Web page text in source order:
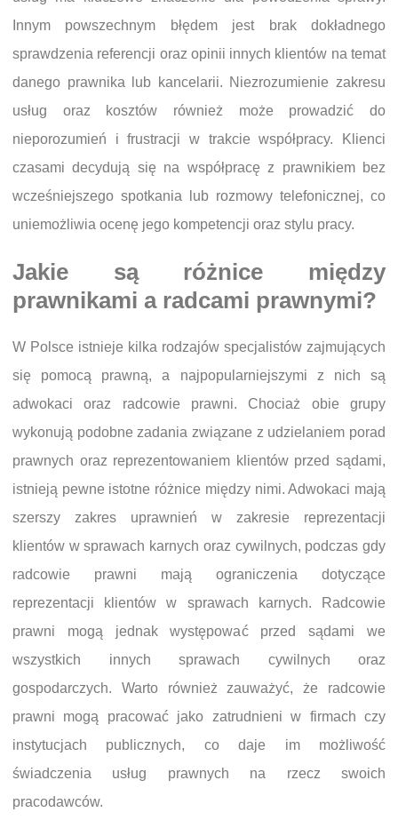
Innym powszechnym błędem jest brak dokładnego
sprawdzenia referencji oraz opinii innych klientów na temat
danego prawnika lub kancelarii. Niezrozumienie zakresu
usług oraz kosztów również może prowadzić do
nieporozumień i frustracji w trakcie współpracy. Klienci
czasami decydują się na współpracę z prawnikiem bez
wcześniejszego spotkania lub rozmowy telefonicznej, co
uniemożliwia ocenę jego kompetencji oraz stylu pracy.
Jakie są różnice między
prawnikami a radcami prawnymi?
W Polsce istnieje kilka rodzajów specjalistów zajmujących
się pomocą prawną, a najpopularniejszymi z nich są
adwokaci oraz radcowie prawni. Chociaż obie grupy
wykonują podobne zadania związane z udzielaniem porad
prawnych oraz reprezentowaniem klientów przed sądami,
istnieją pewne istotne różnice między nimi. Adwokaci mają
szerszy zakres uprawnień w zakresie reprezentacji
klientów w sprawach karnych oraz cywilnych, podczas gdy
radcowie prawni mają ograniczenia dotyczące
reprezentacji klientów w sprawach karnych. Radcowie
prawni mogą jednak występować przed sądami we
wszystkich innych sprawach cywilnych oraz
gospodarczych. Warto również zauważyć, że radcowie
prawni mogą pracować jako zatrudnieni w firmach czy
instytucjach publicznych, co daje im możliwość
świadczenia usług prawnych na rzecz swoich
pracodawców.